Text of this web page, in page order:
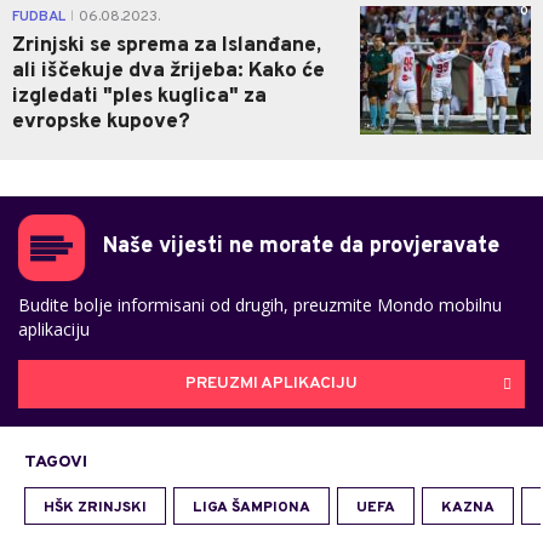
FUDBAL 06.08.2023.
Zrinjski se sprema za Islanđane,
ali iščekuje dva žrijeba: Kako će
izgledati "ples kuglica" za
evropske kupove?
0
Naše vijesti ne morate da provjeravate
Budite bolje informisani od drugih, preuzmite Mondo mobilnu
aplikaciju
PREUZMI APLIKACIJU
TAGOVI
HŠK ZRINJSKI LIGA ŠAMPIONA UEFA KAZNA